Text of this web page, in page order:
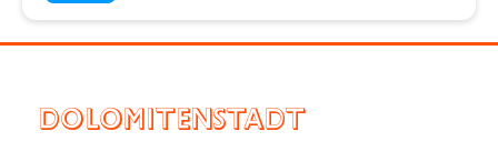
DOLOMITENSTADT